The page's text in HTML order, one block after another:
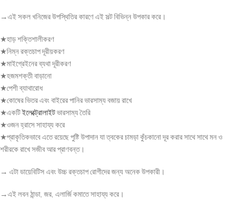
→এই সকল খনিজের উপস্থিতির কারণে এই সল্ট বিভিন্ন উপকার করে।
★হাড় শক্তিশালীকরণ
★নিম্ন রক্তচাপ দূরীয়করণ
★মাইগ্রেইনের ব্যথা দূরীকরণ
★হজমশক্তী বাড়ানো
★পেশী ব্যাথারোধ
★কোষের ভিতর এবং বাইরের পানির ভারসাম্য বজায় রাখে
★একটিইলেক্ট্রোলাইটভারসাম্য তৈরি
★ওজন হ্রাসে সাহায্য করে
★প্রাকৃতিকভাবে এতে রয়েছে পুষ্টি উপাদান যা ত্বকের চামড়া কুঁচকানো দূর করার সাথে সাথে মন ও
শরীরকে রাখে সজীব আর প্রাণবন্ত।
→ এটা ডায়েবিটিস এবং উচ্চ রক্তচাপ রোগীদের জন্য অনেক উপকারী।
→এই লবন ঠান্ডা, জর, এলার্জি কমাতে সাহায্য করে।